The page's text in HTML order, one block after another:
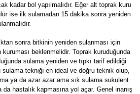
kadar bol yapılmalıdır. Eğer alt toprak kuru
ise ilk sulamadan 15 dakika sonra yeniden
sonra bitkinin yeniden sulanması için
kuruması beklenmelidir. Toprak kuruduğunda
sulama yeniden ve tıpkı tarif edildiği
sulama tekniği en ideal ve doğru teknik olup,
ya da azar azar ama sık sulama sukulent
da hastalık kapmasına yol açar. Genel inanış